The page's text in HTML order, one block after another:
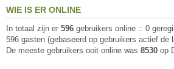
WIE IS ER ONLINE
In totaal zijn er 596 gebruikers online :: 0
596 gasten (gebaseerd op gebruikers actief de
De meeste gebruikers ooit online was 8530 op